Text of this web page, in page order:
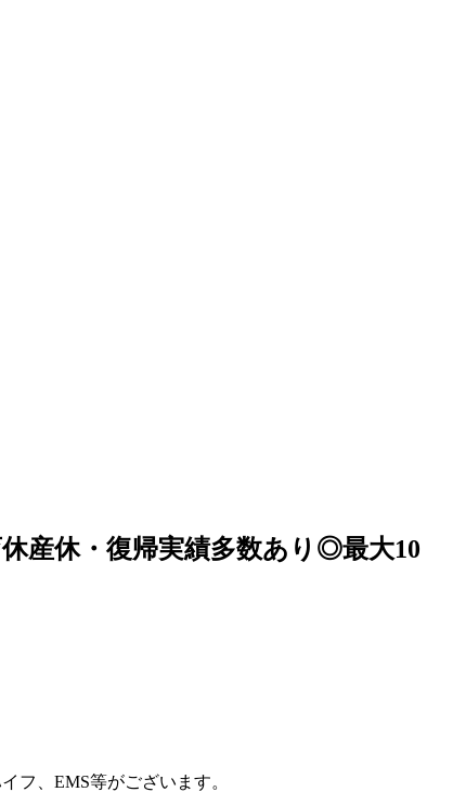
産休・復帰実績多数あり◎最大10
フ、EMS等がございます。